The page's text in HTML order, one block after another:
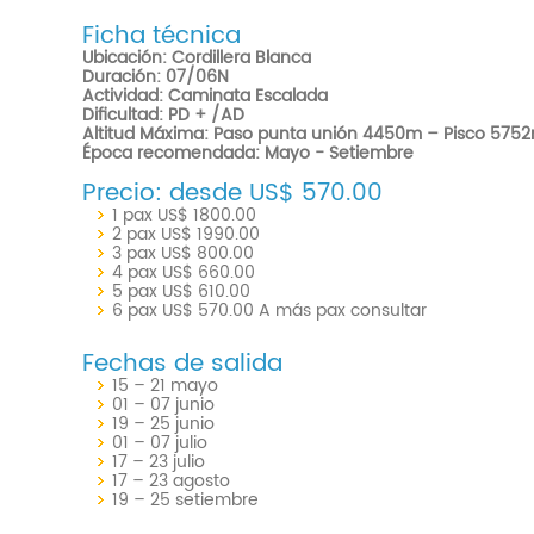
Ficha técnica
Ubicación: Cordillera Blanca
Duración: 07/06N
Actividad: Caminata Escalada
Dificultad: PD + /AD
Altitud Máxima: Paso punta unión 4450m – Pisco
Época recomendada: Mayo - Setiembre
Precio: desde US$ 570.00
1 pax US$ 1800.00
2 pax US$ 1990.00
3 pax US$ 800.00
4 pax US$ 660.00
5 pax US$ 610.00
6 pax US$ 570.00 A más pax consultar
Fechas de salida
15 – 21 mayo
01 – 07 junio
19 – 25 junio
01 – 07 julio
17 – 23 julio
17 – 23 agosto
19 – 25 setiembre